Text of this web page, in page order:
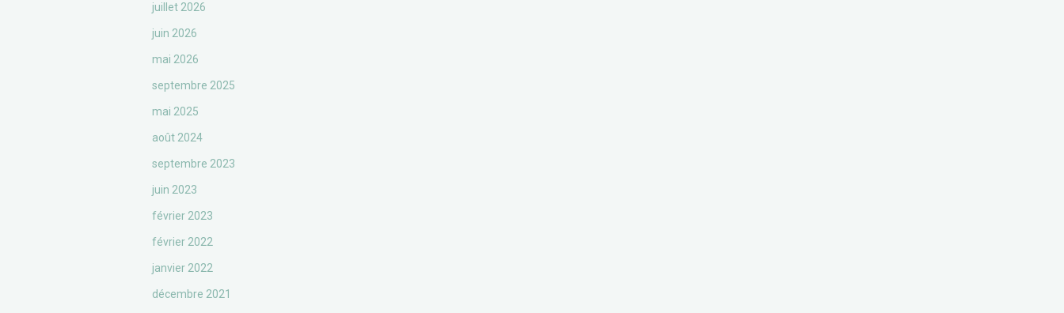
juillet 2026
juin 2026
mai 2026
septembre 2025
mai 2025
août 2024
septembre 2023
juin 2023
février 2023
février 2022
janvier 2022
décembre 2021